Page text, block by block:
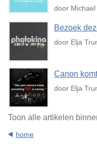
door
Bezoek
door Elja
Canon
door Elja
Toon alle artikelen
home